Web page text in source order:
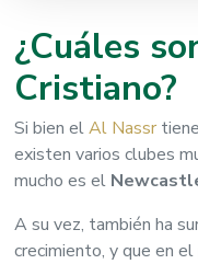
¿Cuáles
Cristiano?
Si bien elAl Nassr
existen varios clubes
mucho es el
A su vez, también ha
crecimiento, y que en